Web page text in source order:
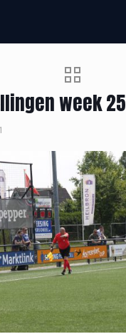
week 25